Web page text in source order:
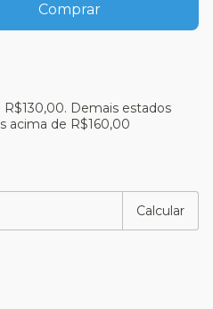
Demais estados
acima de R$160,00
Calcular